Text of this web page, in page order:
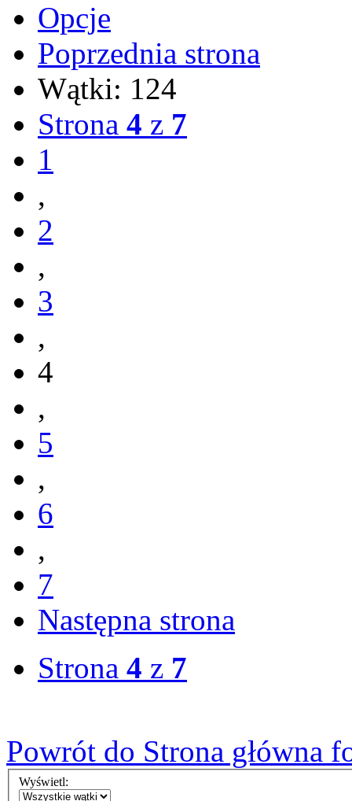
Opcje
Poprzednia strona
Wątki: 124
Strona 4 z 7
1
,
2
,
3
,
4
,
5
,
6
,
7
Następna strona
Strona 4 z 7
Powrót do Strona główna
Wyświetl: